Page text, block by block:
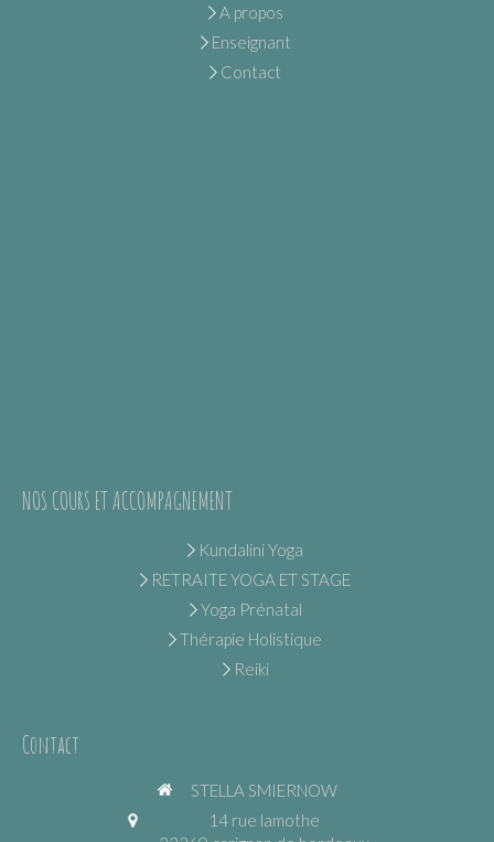
A propos
Enseignant
Contact
NOS COURS ET ACCOMPAGNEMENT
Kundalini Yoga
RETRAITE YOGA ET STAGE
Yoga Prénatal
Thérapie Holistique
Reiki
Contact
STELLA SMIERNOW
14 rue lamothe